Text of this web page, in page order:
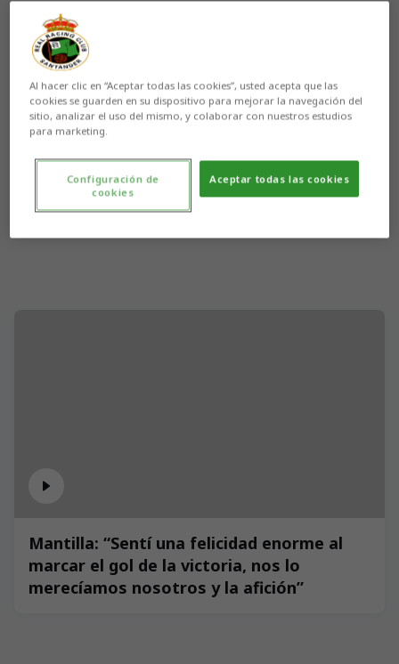
Aún no hay reacciones. ¡Sé el primero!
Mantilla: “Sentí una felicidad enorme al
marcar el gol de la victoria, nos lo
merecíamos nosotros y la afición”
Al hacer clic en “Aceptar todas las cookies”, usted acepta que las
cookies se guarden en su dispositivo para mejorar la navegación del
sitio, analizar el uso del mismo, y colaborar con nuestros estudios
para marketing.
Aceptar todas las cookies
Configuración de
cookies